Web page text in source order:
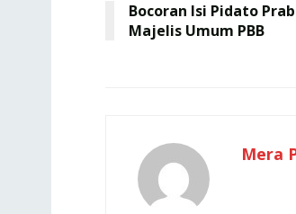
Bocoran Isi Pidato
Majelis Umum PBB
Mera